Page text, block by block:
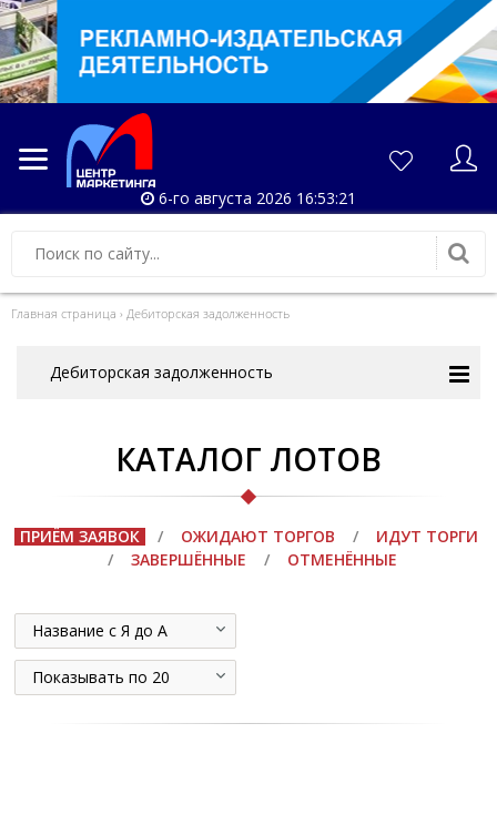
6-го августа 2026 16:53:21
Главная страница › Дебиторская задолженность
Дебиторская задолженность
КАТАЛОГ ЛОТОВ
ПРИЁМ ЗАЯВОК / ОЖИДАЮТ ТОРГОВ /
ИДУТ ТОРГИ
/
ЗАВЕРШЁННЫЕ / ОТМЕНЁННЫЕ
Название с Я до А
Показывать по 20